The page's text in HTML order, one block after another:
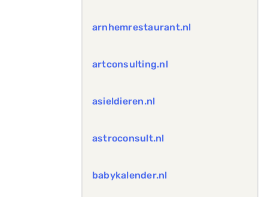
arnhemrestaurant.nl
artconsulting.nl
asieldieren.nl
astroconsult.nl
babykalender.nl